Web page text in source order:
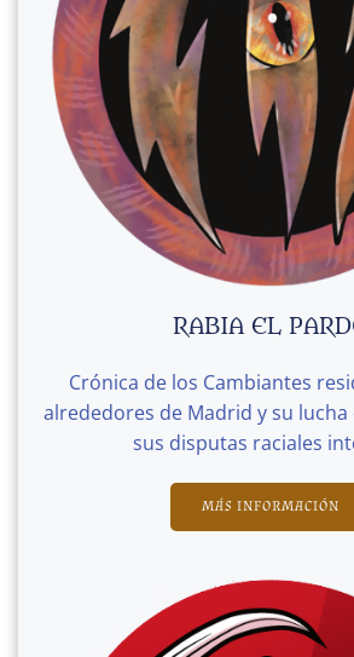
RABIA EL
Crónica de los Cambiantes
alrededores de Madrid y su lucha
sus disputas raciales
MÁS INFORMACIÓN